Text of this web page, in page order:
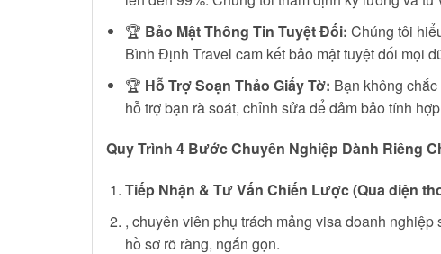
🏆 Bảo Mật Thông Tin Tuyệt Đối: Chúng tôi
Bình Định Travel cam kết bảo mật tuyệt đối mọi
🏆 Hỗ Trợ Soạn Thảo Giấy Tờ: Bạn không
hỗ trợ bạn rà soát, chỉnh sửa để đảm bảo tính
Quy Trình 4 Bước Chuyên Nghiệp Dành Riêng
Tiếp Nhận & Tư Vấn Chiến Lược (Qua điện
, chuyên viên phụ trách mảng visa doanh
hồ sơ rõ ràng, ngắn gọn.